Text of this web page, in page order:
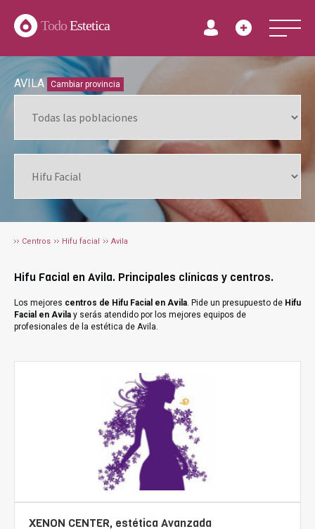
TodoEstetica
AVILA Cambiar provincia
Centros Hifu facial Avila
Hifu Facial en Avila. Principales clínicas y centros.
Los mejores centros de Hifu Facial en Avila. Pide un presupuesto de Hifu
Facial en Avila y serás atendido por los mejores equipos de
profesionales de la estética de Avila.
XENON CENTER, estética Avanzada